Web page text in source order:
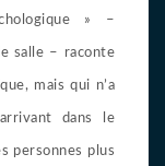
» –
salle – raconte
mais qui n’a
dans le
personnes plus